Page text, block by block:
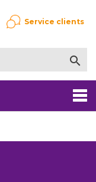

Service clients